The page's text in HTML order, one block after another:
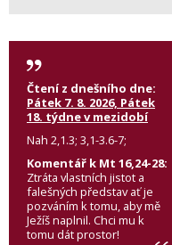
Čtení z dnešního dne:
Pátek 7. 8. 2026, Pátek
18. týdne v mezidobí
Nah 2,1.3; 3,1-3.6-7;
Komentář k Mt 16,24-28:
Ztráta vlastních jistot a
falešných představ ať je
pozváním k tomu, aby mě
Ježíš naplnil. Chci mu k
tomu dát prostor!